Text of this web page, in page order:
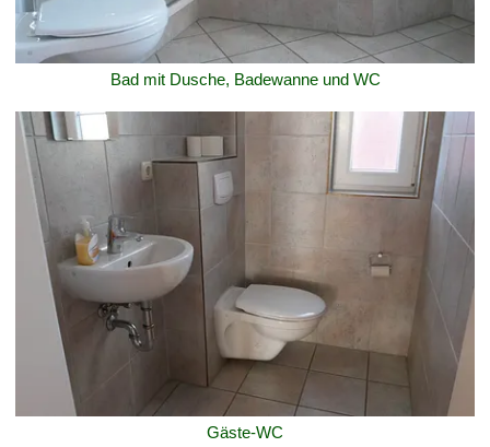
Bad mit Dusche, Badewanne und WC
Gäste-WC